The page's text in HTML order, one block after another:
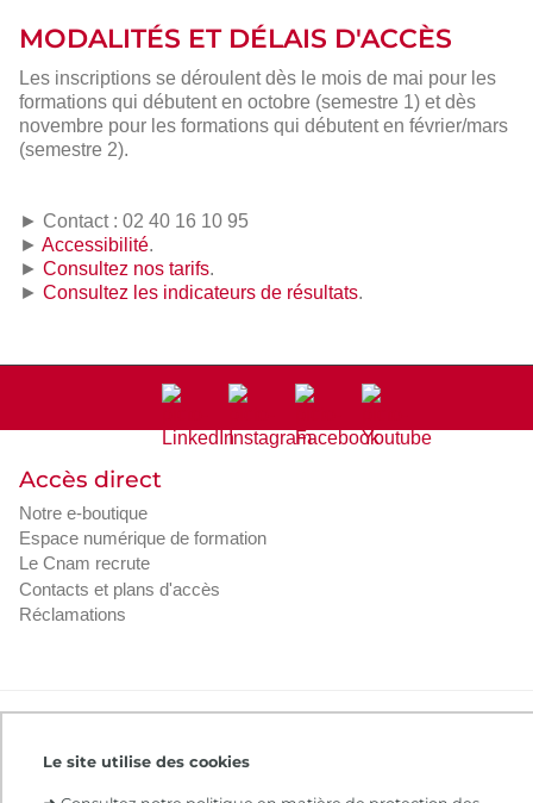
Le site utilise des cookies
MODALITÉS ET DÉLAIS D'ACCÈS
Les inscriptions se déroulent dès le mois de mai pour les
formations qui débutent en octobre (semestre 1) et dès
novembre pour les formations qui débutent en février/mars
(semestre 2).
► Contact : 02 40 16 10 95
► Accessibilité.
► Consultez nos tarifs.
► Consultez les indicateurs de résultats.
Accès direct
Notre e-boutique
Espace numérique de formation
Le Cnam recrute
Contacts et plans d'accès
Réclamations
Règlement intérieur